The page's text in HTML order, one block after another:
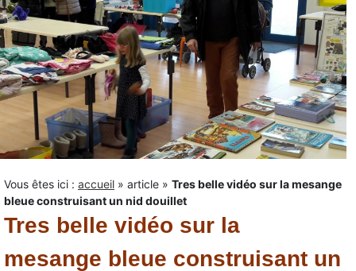
Vous êtes ici : accueil » article » Tres belle vidéo sur la mesange
bleue construisant un nid douillet
Tres belle vidéo sur la
mesange bleue construisant un